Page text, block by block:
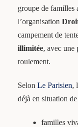
groupe de familles
l’organisation
campement de
illimitée, avec une
roulement.
Selon Le Parisien,
déjà en situation
familles